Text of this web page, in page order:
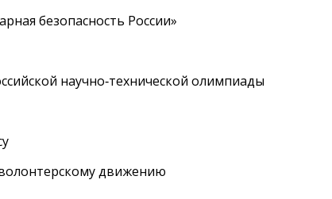
безопасность России»
научно‑технической олимпиады
движению